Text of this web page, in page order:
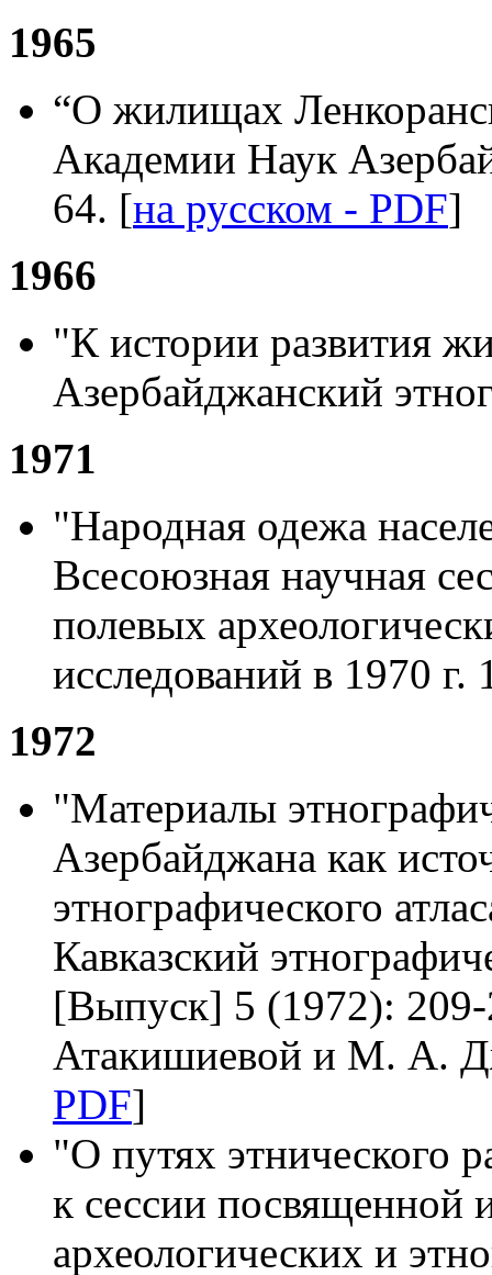
1965
“О жилищах
Академии Наук
64. [на русском - PDF]
1966
"К истории развития
Азербайджанский
1971
"Народная одежа
Всесоюзная научная
полевых
исследований в 1970 г.
1972
"Материалы
Азербайджана как
этнографического
Кавказский
[Выпуск] 5 (1972): 209-
Атакишиевой и М. А.
PDF]
"О путях этнического
к сессии посвященной
археологических и